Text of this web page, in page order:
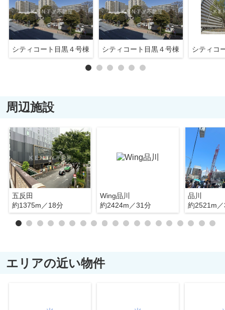
シティコート目黒４号棟 シティコート目黒４号棟 シティコ
周辺施設
五反田
約1375m／18分
Wing品川
約2424m／31分
品川
約2521m
エリアの近い物件